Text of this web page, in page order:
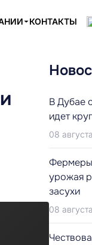
КОНТАКТЫ
В Дубае
идет
08
Фермеры
урожая
засухи
08